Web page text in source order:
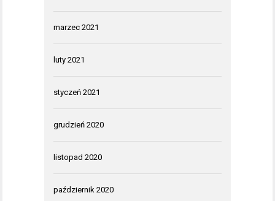
marzec 2021
luty 2021
styczeń 2021
grudzień 2020
listopad 2020
październik 2020